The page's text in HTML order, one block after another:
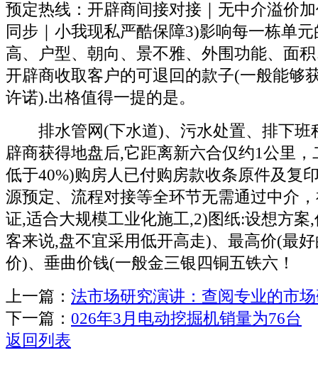
预定热线：开辟商间接对接｜无中介溢价
同步｜小我现私严酷保障3)影响每一栋单
高、户型、朝向、景不雅、外围功能、面
开辟商收取客户的可退回的款子(一般能够
许诺).出格值得一提的是。
排水管网(下水道)、污水处置、排下班
辟商获得地盘后,它距离新六合仅约1公里
低于40%)购房人已付购房款收条原件及复
源预定、流程对接等全环节无需通过中介
证,适合大规模工业化施工,2)图纸:设想方案
客来说,盘不宜采用低开高走)、最高价(最
价)、垂曲价钱(一般金三银四铜五铁六！
上一篇： 法市场研究演讲：查阅专业的市
下一篇： 026年3月电动挖掘机销量为76台
返回列表